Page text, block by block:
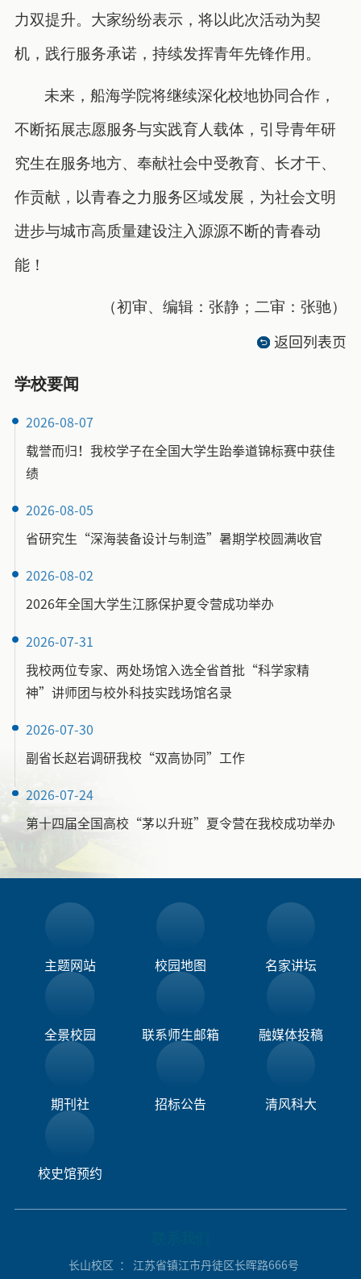
力双提升。大家纷纷表示，将以此次活动为契
机，践行服务承诺，持续发挥青年先锋作用。
未来，船海学院将继续深化校地协同合作，
不断拓展志愿服务与实践育人载体，引导青年研
究生在服务地方、奉献社会中受教育、长才干、
作贡献，以青春之力服务区域发展，为社会文明
进步与城市高质量建设注入源源不断的青春动
能！
（初审、编辑：张静；二审：张驰）
返回列表页
学校要闻
2026-08-07
载誉而归！我校学子在全国大学生跆拳道锦标赛中获佳
绩
2026-08-05
省研究生“深海装备设计与制造”暑期学校圆满收官
2026-08-02
2026年全国大学生江豚保护夏令营成功举办
2026-07-31
我校两位专家、两处场馆入选全省首批“科学家精
神”讲师团与校外科技实践场馆名录
2026-07-30
副省长赵岩调研我校“双高协同”工作
2026-07-24
第十四届全国高校“茅以升班”夏令营在我校成功举办
主题网站 校园地图 名家讲坛
全景校园 联系师生邮箱 融媒体投稿​
期刊社 招标公告 清风科大
校史馆预约
长山校区 ： 江苏省镇江市丹徒区长晖路666号